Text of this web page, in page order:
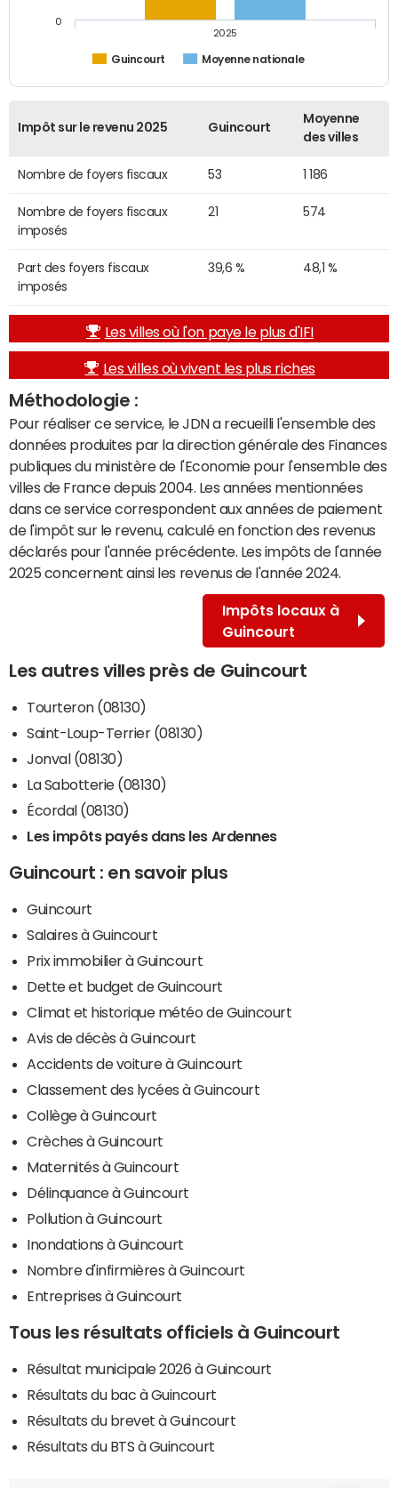
Guincourt Moyenne nationale
2025
0
Impôt sur le revenu 2025 Guincourt
Moyenne
des villes
Nombre de foyers fiscaux 53 1 186
Nombre de foyers fiscaux
imposés
21 574
Part des foyers fiscaux
imposés
39,6 % 48,1 %
Les villes où l'on paye le plus d'IFI
Les villes où vivent les plus riches
Méthodologie :
Pour réaliser ce service, le JDN a recueilli l'ensemble des
données produites par la direction générale des Finances
publiques du ministère de l'Economie pour l'ensemble des
villes de France depuis 2004. Les années mentionnées
dans ce service correspondent aux années de paiement
de l'impôt sur le revenu, calculé en fonction des revenus
déclarés pour l'année précédente. Les impôts de l'année
2025 concernent ainsi les revenus de l'année 2024.
Impôts locaux à
Guincourt
Les autres villes près de Guincourt
Tourteron (08130)
Saint-Loup-Terrier (08130)
Jonval (08130)
La Sabotterie (08130)
Écordal (08130)
Les impôts payés dans les Ardennes
Guincourt : en savoir plus
Guincourt
Salaires à Guincourt
Prix immobilier à Guincourt
Dette et budget de Guincourt
Climat et historique météo de Guincourt
Avis de décès à Guincourt
Accidents de voiture à Guincourt
Classement des lycées à Guincourt
Collège à Guincourt
Crèches à Guincourt
Maternités à Guincourt
Délinquance à Guincourt
Pollution à Guincourt
Inondations à Guincourt
Nombre d'infirmières à Guincourt
Entreprises à Guincourt
Tous les résultats officiels à Guincourt
Résultat municipale 2026 à Guincourt
Résultats du bac à Guincourt
Résultats du brevet à Guincourt
Résultats du BTS à Guincourt